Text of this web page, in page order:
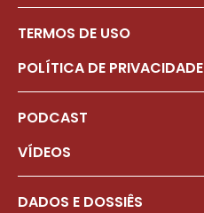
TERMOS DE USO
POLÍTICA DE PRIVACIDADE
PODCAST
VÍDEOS
DADOS E DOSSIÊS